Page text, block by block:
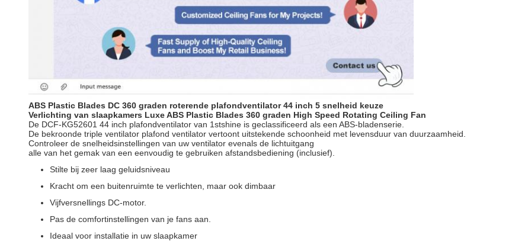
ABS Plastic Blades DC 360 graden roterende plafondventilator 44 inch 5 snelheid keuze
Verlichting van slaapkamers Luxe ABS Plastic Blades 360 graden High Speed Rotating Ceiling Fan
De DCF-KG52601 44 inch plafondventilator van 1stshine is geclassificeerd als een ABS-bladenserie.
De bekroonde triple ventilator plafond ventilator vertoont uitstekende schoonheid met levensduur van duurzaamheid.
Controleer de snelheidsinstellingen van uw ventilator evenals de lichtuitgang
alle van het gemak van een eenvoudig te gebruiken afstandsbediening (inclusief).
Stilte bij zeer laag geluidsniveau
Kracht om een buitenruimte te verlichten, maar ook dimbaar
Vijfversnellings DC-motor.
Pas de comfortinstellingen van je fans aan.
Ideaal voor installatie in uw slaapkamer